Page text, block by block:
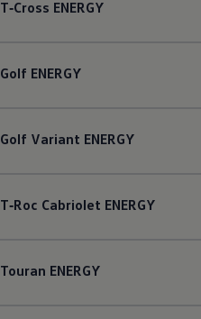
T‑Cross ENERGY
Golf ENERGY
Golf Variant ENERGY
T‑Roc Cabriolet ENERGY
Touran ENERGY